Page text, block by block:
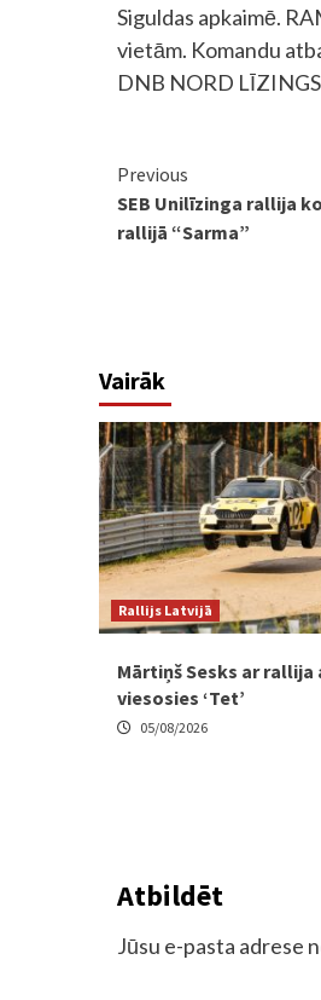
Siguldas apkaimē.
vietām. Komandu
DNB NORD
Continue
Reading
Previous
SEB Unilīzinga rallija
rallijā “Sarma”
Vairāk
Rallijs Latvijā
Mārtiņš Sesks ar rallija
viesosies ‘Tet’
05/08/2026
Atbildēt
Jūsu e-pasta adrese